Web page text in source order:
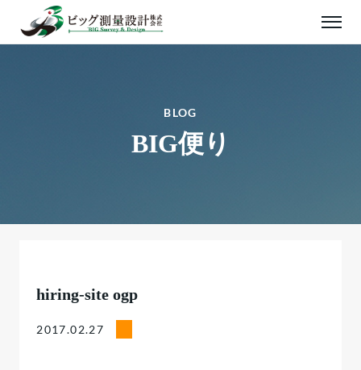
BLOG
BIG便り
hiring-site ogp
2017.02.27